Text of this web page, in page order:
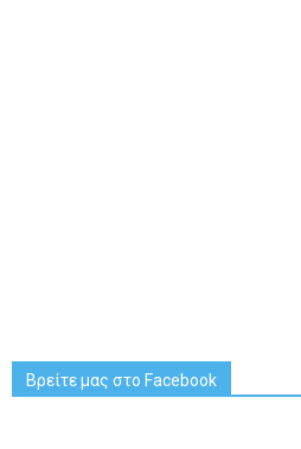
Βρείτε μας στο Facebook